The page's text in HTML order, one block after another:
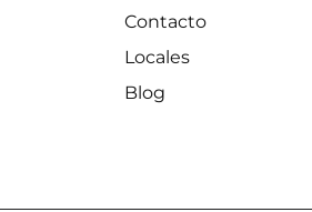
Contacto
Locales
Blog